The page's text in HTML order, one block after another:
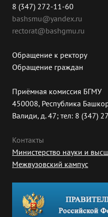
8 (347) 272-11-60
bashsmu@yandex.ru
rectorat@bashgmu.ru
Обращение к ректору
Обращение граждан
Приёмная комиссия БГМУ
450008, Республика
Валиди, д. 47; тел: 8 (347)
Контакты
Министерство науки и
Межвузовский кампус